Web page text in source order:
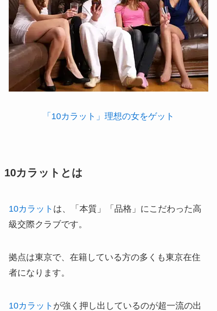
「10カラット」理想の女をゲット
10カラットとは
10カラット は、「本質」「品格」にこだわった高
級交際クラブです。
拠点は東京で、在籍している方の多くも東京在住
者になります。
10カラット が強く押し出しているのが超一流の出